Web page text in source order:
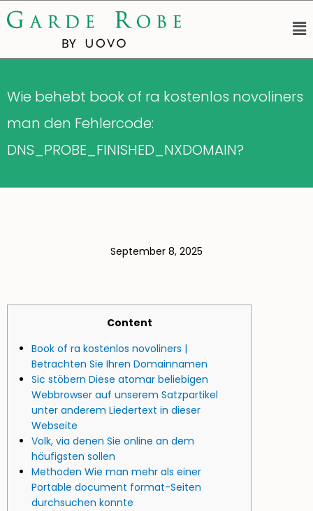
Wie behebt book of ra kostenlos novoliners
man den Fehlercode:
DNS_PROBE_FINISHED_NXDOMAIN?
September 8, 2025
Content
Book of ra kostenlos novoliners |
Betrachten Sie Ihren Domainnamen
Sic stöbern Diese atomar beliebigen
Webbrowser auf unserem Satzpartikel
unter anderem Liedertext in dieser
Webseite
Volk, via denen Sie online an dem
häufigsten sollen
Methoden Wie man mehr als einer
Portable document format-Seiten
durchsuchen konnte